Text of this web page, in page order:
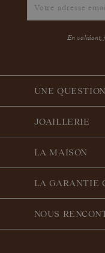
En validant,
UNE
JOAILLERIE
LA MAISON
LA GARANTIE
NOUS